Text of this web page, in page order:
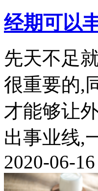
经期可以
先天不足
很重要的,
才能够让
出事业线,
2020-06-16